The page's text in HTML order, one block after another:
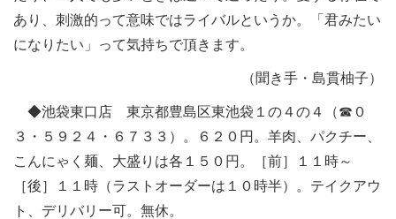
あり、刺激的って意味ではライバルというか。「君みたい
になりたい」って気持ちで頂きます。
（聞き手・島貫柚子）
◆池袋東口店 東京都豊島区東池袋１の４の４（☎０
３・５９２４・６７３３）。６２０円。羊肉、パクチー、
こんにゃく麺、大盛りは各１５０円。［前］１１時～
［後］１１時（ラストオーダーは１０時半）。テイクアウ
ト、デリバリー可。無休。